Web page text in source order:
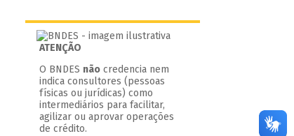
ATENÇÃO
O BNDES não credencia nem
indica consultores (pessoas
físicas ou jurídicas) como
intermediários para facilitar,
agilizar ou aprovar operações
de crédito.